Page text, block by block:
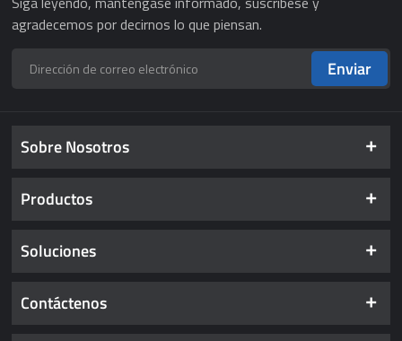
agradecemos por decirnos lo que piensan.
Enviar
Sobre Nosotros
Productos
Soluciones
Contáctenos